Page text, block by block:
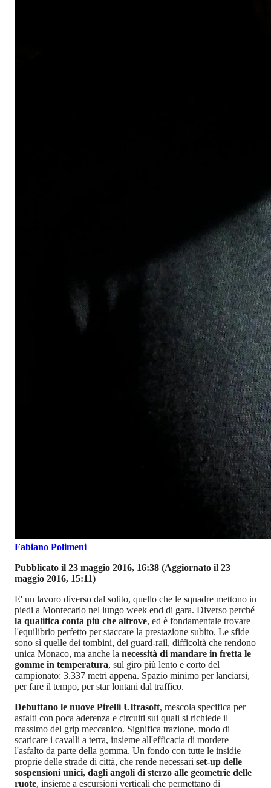
Fabiano Polimeni
Pubblicato il 23 maggio 2016, 16:38 (Aggiornato il 23
maggio 2016, 15:11)
E' un lavoro diverso dal solito, quello che le squadre mettono in
piedi a Montecarlo nel lungo week end di gara. Diverso perché
la qualifica conta più che altrove, ed è fondamentale trovare
l'equilibrio perfetto per staccare la prestazione subito. Le sfide
sono sì quelle dei tombini, dei guard-rail, difficoltà che rendono
unica Monaco, ma anche la necessità di mandare in fretta le
gomme in temperatura, sul giro più lento e corto del
campionato: 3.337 metri appena. Spazio minimo per lanciarsi,
per fare il tempo, per star lontani dal traffico.
Debuttano le nuove Pirelli Ultrasoft, mescola specifica per
asfalti con poca aderenza e circuiti sui quali si richiede il
massimo del grip meccanico. Significa trazione, modo di
scaricare i cavalli a terra, insieme all'efficacia di mordere
l'asfalto da parte della gomma. Un fondo con tutte le insidie
proprie delle strade di città, che rende necessari set-up delle
sospensioni unici, dagli angoli di sterzo alle geometrie delle
ruote, insieme a escursioni verticali che permettano di